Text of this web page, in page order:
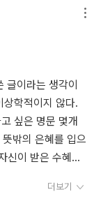
글이라는 생각이
상학적이지 않다.
싶은 명문 몇개
밖의 은혜를 입으
신이 받은 수혜는
랑을 베푸는 자를
더보기